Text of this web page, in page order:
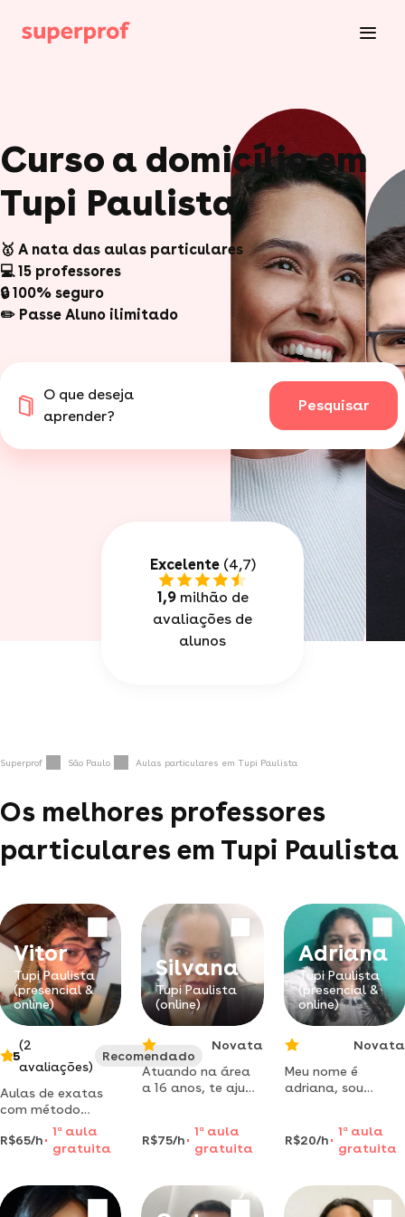
Curso a domicílio em
Tupi Paulista
🥇 A nata das aulas particulares
💻 15 professores
🔒 100% seguro
✏️ Passe Aluno ilimitado
O que deseja
aprender?
Pesquisar
Excelente(4,7)
1,9milhão de
avaliações de
alunos
Superprof São Paulo Aulas particulares em Tupi Paulista
Os melhores professores
particulares em Tupi Paulista
Vitor
Tupi Paulista
(presencial &
online)
5
(2
avaliações)
Recomendado
Aulas de exatas
com método
direto e simples
para quem quer
sair do zero e
vestibulares
R$65/h
1 aaula
gratuita
Silvana
Tupi Paulista
(online)
Novata
Atuando na área
a 16 anos, te ajudo
R$75/h
1 a aula
gratuita
Adriana
Tupi Paulista
(presencial &
online)
Novata
Meu nome é
adriana, sou
com planos de
aula específicos
dificuldade do
aluno, trabalho
R$20/h
1 aaula
gratuita